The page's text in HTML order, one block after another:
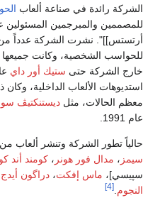
الشركة رائدة في صناعة ألعاب
للمصممين والمبرجمين المسئولين
أرتستس]]". نشرت الشركة عدداً
للحواسب الشخصية، وكانت
خارج الشركة حتى ستيك أور داي
استديوهات الألعاب الداخلية،
معظم الحالات، مثل ديستنكتيڤ
عام 1991.
حالياً تطور الشركة وتنشر ألعاب
سيمز ، مدال فور هونر ، كومند أند
سپيسي]، ماس إفكت، دراگون أيدج
النجوم [4]